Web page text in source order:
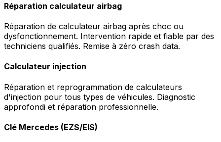
Réparation calculateur airbag
Réparation de calculateur airbag après choc ou
dysfonctionnement. Intervention rapide et fiable par des
techniciens qualifiés. Remise à zéro crash data.
Calculateur injection
Réparation et reprogrammation de calculateurs
d'injection pour tous types de véhicules. Diagnostic
approfondi et réparation professionnelle.
Clé Mercedes (EZS/EIS)